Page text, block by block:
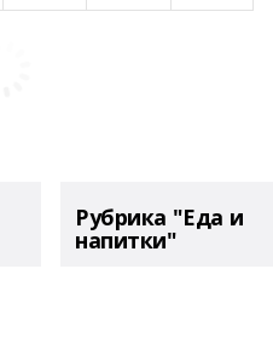
Рубрика "Еда и
напитки"